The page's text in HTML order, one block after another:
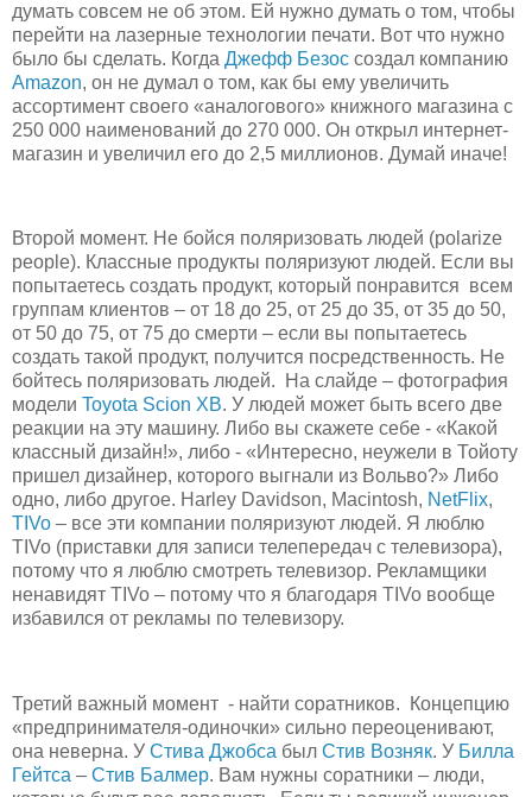
думать совсем не об этом. Ей нужно думать о том, чтобы
перейти на лазерные технологии печати. Вот что нужно
было бы сделать. Когда Джефф Безос создал компанию
Amazon, он не думал о том, как бы ему увеличить
ассортимент своего «аналогового» книжного магазина с
250 000 наименований до 270 000. Он открыл интернет-
магазин и увеличил его до 2,5 миллионов. Думай иначе!
Второй момент. Не бойся поляризовать людей (polarize
people). Классные продукты поляризуют людей. Если вы
попытаетесь создать продукт, который понравится всем
группам клиентов – от 18 до 25, от 25 до 35, от 35 до 50,
от 50 до 75, от 75 до смерти – если вы попытаетесь
создать такой продукт, получится посредственность. Не
бойтесь поляризовать людей. На слайде – фотография
модели Toyota Scion XB. У людей может быть всего две
реакции на эту машину. Либо вы скажете себе - «Какой
классный дизайн!», либо - «Интересно, неужели в Тойоту
пришел дизайнер, которого выгнали из Вольво?» Либо
одно, либо другое. Harley Davidson, Macintosh, NetFlix,
TIVo – все эти компании поляризуют людей. Я люблю
TIVo (приставки для записи телепередач с телевизора),
потому что я люблю смотреть телевизор. Рекламщики
ненавидят TIVo – потому что я благодаря TIVo вообще
избавился от рекламы по телевизору.
Третий важный момент - найти соратников. Концепцию
«предпринимателя-одиночки» сильно переоценивают,
она неверна. У Стива Джобса был Стив Возняк. У Билла
Гейтса – Стив Балмер. Вам нужны соратники – люди,